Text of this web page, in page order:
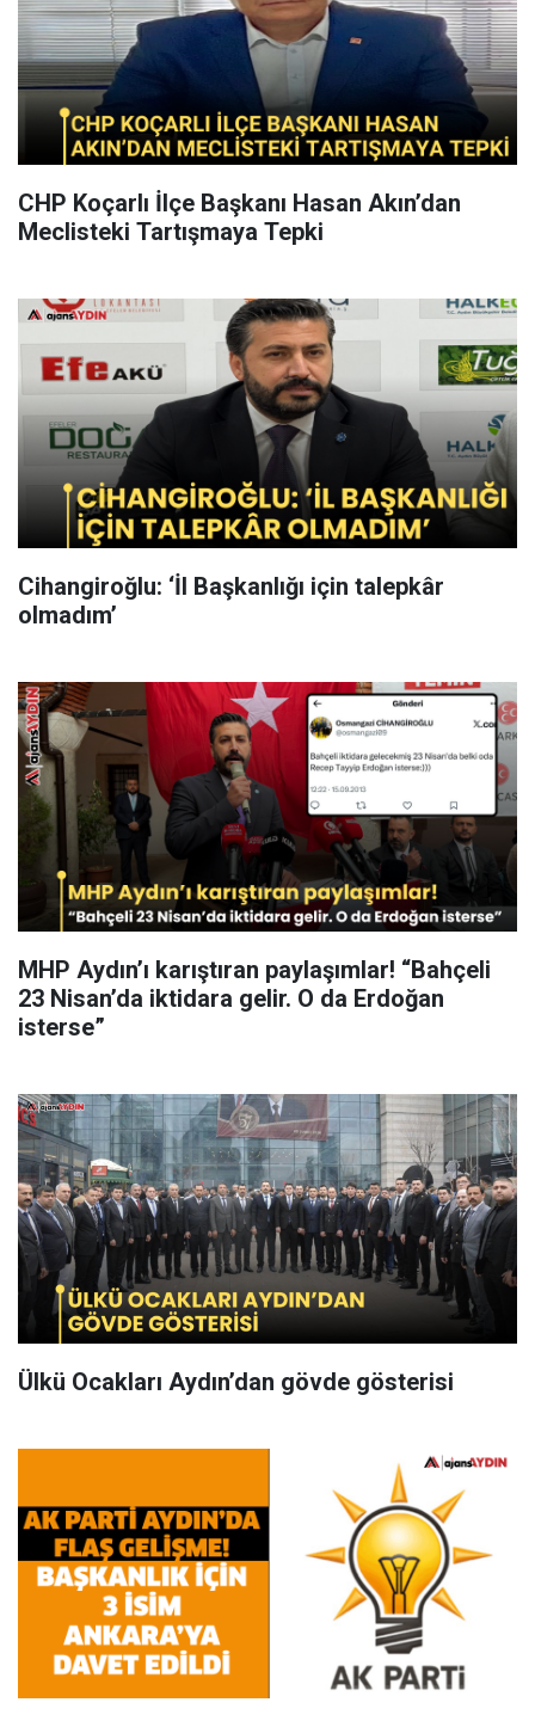
CHP Koçarlı İlçe Başkanı Hasan Akın’dan
Meclisteki Tartışmaya Tepki
Cihangiroğlu: ‘İl Başkanlığı için talepkâr
olmadım’
MHP Aydın’ı karıştıran paylaşımlar! “Bahçeli
23 Nisan’da iktidara gelir. O da Erdoğan
isterse”
Ülkü Ocakları Aydın’dan gövde gösterisi